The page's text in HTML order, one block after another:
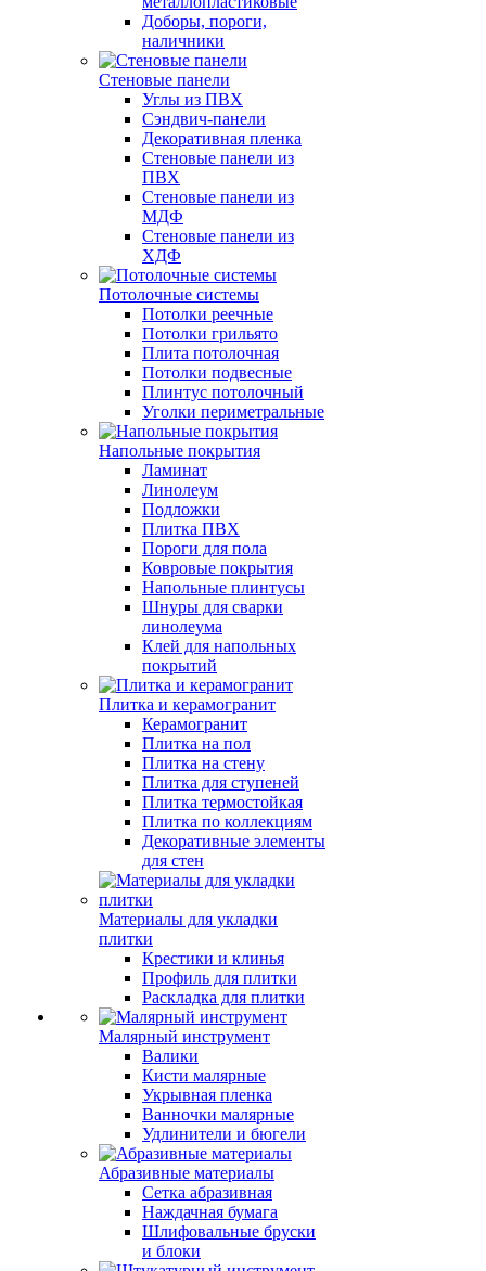
Доборы, пороги,
наличники
Стеновые панели
Углы из ПВХ
Сэндвич-панели
Декоративная пленка
Стеновые панели из
ПВХ
Стеновые панели из
МДФ
Стеновые панели из
ХДФ
Потолочные системы
Потолки реечные
Потолки грильято
Плита потолочная
Потолки подвесные
Плинтус потолочный
Уголки периметральные
Напольные покрытия
Ламинат
Линолеум
Подложки
Плитка ПВХ
Пороги для пола
Ковровые покрытия
Напольные плинтусы
Шнуры для сварки
линолеума
Клей для напольных
покрытий
Плитка и керамогранит
Керамогранит
Плитка на пол
Плитка на стену
Плитка для ступеней
Плитка термостойкая
Плитка по коллекциям
Декоративные элементы
для стен
Материалы для укладки
плитки
Крестики и клинья
Профиль для плитки
Раскладка для плитки
Малярный инструмент
Валики
Кисти малярные
Укрывная пленка
Ванночки малярные
Удлинители и бюгели
Абразивные материалы
Сетка абразивная
Наждачная бумага
Шлифовальные бруски
и блоки